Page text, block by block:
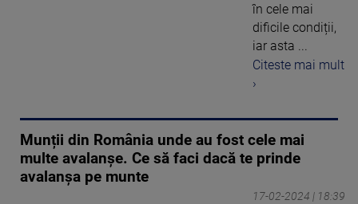
în cele mai
dificile condiții,
iar asta ...
Citeste mai mult
›
Munții din România unde au fost cele mai
multe avalanșe. Ce să faci dacă te prinde
avalanșa pe munte
17-02-2024 | 18:39